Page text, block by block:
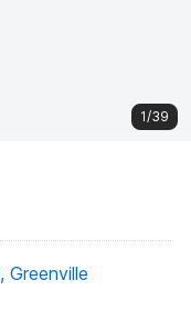
1/39
Greenville